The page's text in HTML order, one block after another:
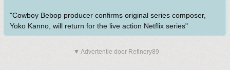
"Cowboy Bebop producer confirms original series composer,
Yoko Kanno, will return for the live action Netflix series"
▼ Advertentie door Refinery89